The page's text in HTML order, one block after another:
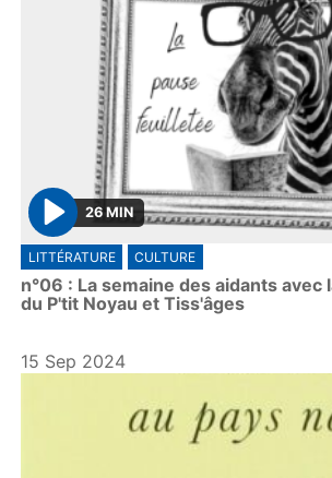
P
l
a
26 MIN
LITTÉRATURE CULTURE
n°06 : La semaine des aidants avec
du P'tit Noyau et Tiss'âges
15 Sep 2024